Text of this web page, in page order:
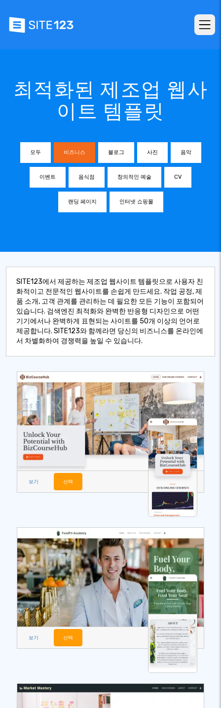
최적화된 제조업 웹사
이트 템플릿
모두 비즈니스 블로그 사진 음악
이벤트 음식점 창의적인 예술 CV
랜딩 페이지 인터넷 쇼핑몰
SITE123에서 제공하는 제조업 웹사이트 템플릿으로 사용자 친
화적이고 전문적인 웹사이트를 손쉽게 만드세요. 작업 공정, 제
품 소개, 고객 관계를 관리하는 데 필요한 모든 기능이 포함되어
있습니다. 검색엔진 최적화와 완벽한 반응형 디자인으로 어떤
기기에서나 완벽하게 표현되는 사이트를 50개 이상의 언어로
제공합니다. SITE123와 함께라면 당신의 비즈니스를 온라인에
서 차별화하여 경쟁력을 높일 수 있습니다.
보기 선택
보기 선택